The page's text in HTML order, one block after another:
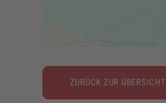
ZURÜCK ZUR ÜBERSICHT